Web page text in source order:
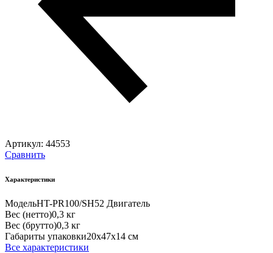
Артикул: 44553
Сравнить
Характеристики
МодельHT-PR100/SH52 Двигатель
Вес (нетто)0,3 кг
Вес (брутто)0,3 кг
Габариты упаковки20х47х14 см
Все характеристики